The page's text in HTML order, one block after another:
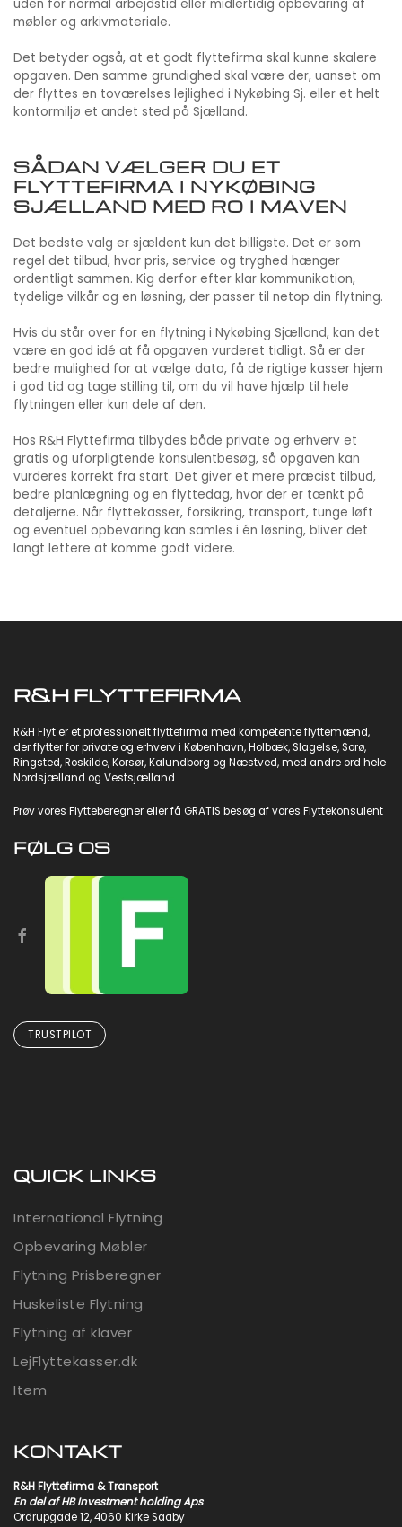
uden for normal arbejdstid eller midlertidig opbevaring af
møbler og arkivmateriale.
Det betyder også, at et godt flyttefirma skal kunne skalere
opgaven. Den samme grundighed skal være der, uanset om
der flyttes en toværelses lejlighed i Nykøbing Sj. eller et helt
kontormiljø et andet sted på Sjælland.
SÅDAN VÆLGER DU ET
FLYTTEFIRMA I NYKØBING
SJÆLLAND MED RO I MAVEN
Det bedste valg er sjældent kun det billigste. Det er som
regel det tilbud, hvor pris, service og tryghed hænger
ordentligt sammen. Kig derfor efter klar kommunikation,
tydelige vilkår og en løsning, der passer til netop din flytning.
Hvis du står over for en flytning i Nykøbing Sjælland, kan det
være en god idé at få opgaven vurderet tidligt. Så er der
bedre mulighed for at vælge dato, få de rigtige kasser hjem
i god tid og tage stilling til, om du vil have hjælp til hele
flytningen eller kun dele af den.
Hos R&H Flyttefirma tilbydes både private og erhverv et
gratis og uforpligtende konsulentbesøg, så opgaven kan
vurderes korrekt fra start. Det giver et mere præcist tilbud,
bedre planlægning og en flyttedag, hvor der er tænkt på
detaljerne. Når flyttekasser, forsikring, transport, tunge løft
og eventuel opbevaring kan samles i én løsning, bliver det
langt lettere at komme godt videre.
R&H FLYTTEFIRMA
R&H Flyt er et professionelt flyttefirma med kompetente flyttemænd,
der flytter for private og erhvervi København,Holbæk,Slagelse,Sorø,
Ringsted,Roskilde,Korsør,Kalundborg og Næstved, med andre ord hele
Nordsjælland og Vestsjælland.
Prøv vores Flytteberegnereller få GRATIS besøg af vores Flyttekonsulent
FØLG OS
TRUSTPILOT
QUICK LINKS
International Flytning
Opbevaring Møbler
Flytning Prisberegner
Huskeliste Flytning
Flytning af klaver
LejFlyttekasser.dk
Item
KONTAKT
R&H Flyttefirma & Transport
En del afHB Investment holdingAps
Ordrupgade 12, 4060 Kirke Saaby